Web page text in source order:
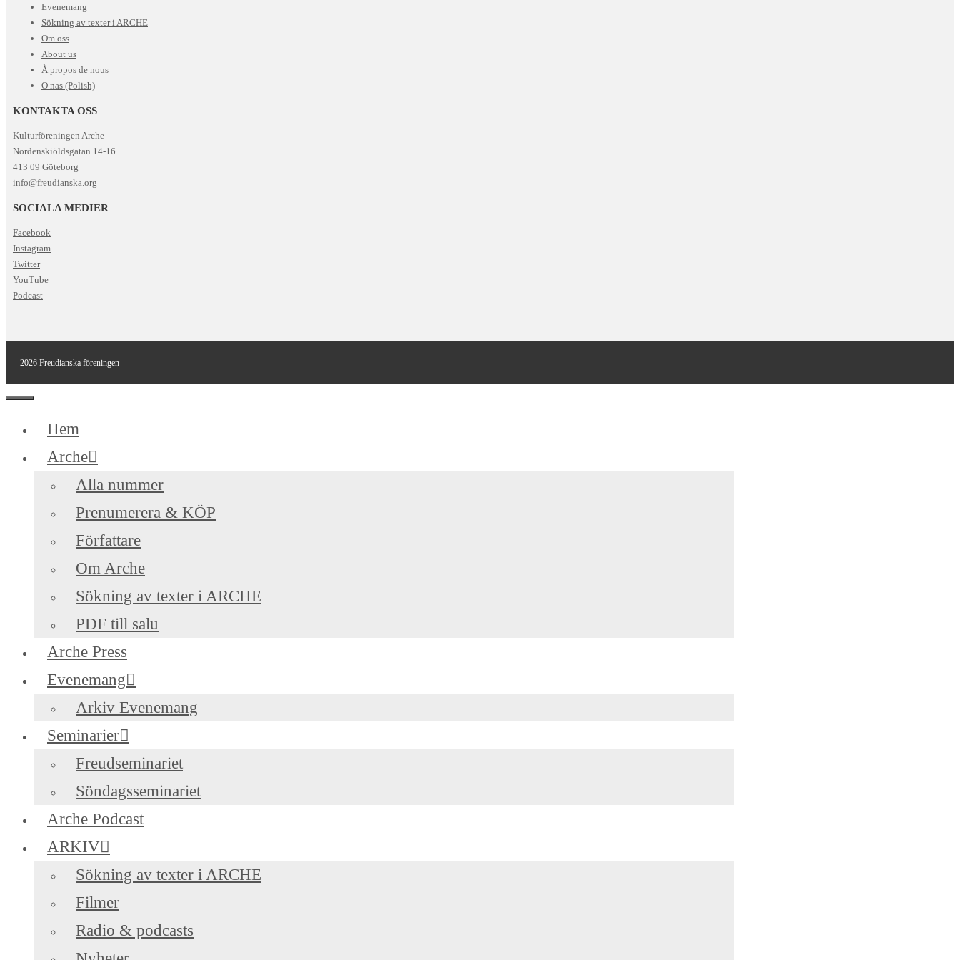
Evenemang
Sökning av texter i ARCHE
Om oss
About us
À propos de nous
O nas (Polish)
KONTAKTA OSS
Kulturföreningen Arche
Nordenskiöldsgatan 14-16
413 09 Göteborg
info@freudianska.org
SOCIALA MEDIER
Facebook
Instagram
Twitter
YouTube
Podcast
2026 Freudianska föreningen
Stäng
Hem
Arche
Alla nummer
Prenumerera & KÖP
Författare
Om Arche
Sökning av texter i ARCHE
PDF till salu
Arche Press
Evenemang
Arkiv Evenemang
Seminarier
Freudseminariet
Söndagsseminariet
Arche Podcast
ARKIV
Sökning av texter i ARCHE
Filmer
Radio & podcasts